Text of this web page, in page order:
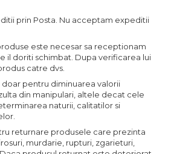
prin Posta. Nu acceptam expeditii
este necesar sa receptionam
il doriti schimbat. Dupa verificarea lui
catre dvs.
pentru diminuarea valorii
din manipulari, altele decat cele
naturii, calitatilor si
returnare produsele care prezinta
murdarie, rupturi, zgarieturi,